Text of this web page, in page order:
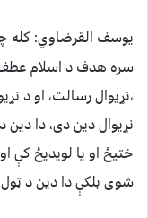
يوسف القرضاوي: کله
سره هدف د اسلام عطف
،نړیوال رسالت، او د
نړیوال دین دی، دا
ختیځ او یا لویدیځ
شوی بلکې دا دین د